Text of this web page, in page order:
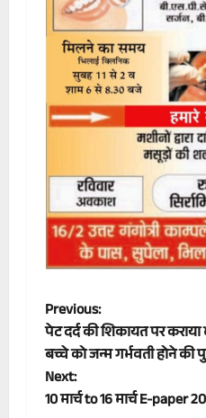
P
o
s
Previous:
पेट दर्द की शिकायत पर कराया
बच्चे को जन्म गर्भवती होने की
Next:
10 मार्च to 16 मार्च E-paper